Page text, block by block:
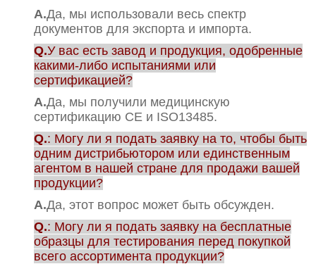
А.Да, мы использовали весь спектр
документов для экспорта и импорта.
Q.У вас есть завод и продукция, одобренные
какими-либо испытаниями или
сертификацией?
А.Да, мы получили медицинскую
сертификацию CE и ISO13485.
Q.: Могу ли я подать заявку на то, чтобы быть
одним дистрибьютором или единственным
агентом в нашей стране для продажи вашей
продукции?
А.Да, этот вопрос может быть обсужден.
Q.: Могу ли я подать заявку на бесплатные
образцы для тестирования перед покупкой
всего ассортимента продукции?